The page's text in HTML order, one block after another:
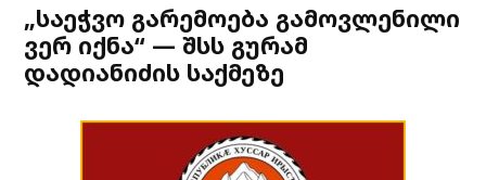
„საეჭვო გარემოება გამოვლენილი
ვერ იქნა“ — შსს გურამ
დადიანიძის საქმეზე